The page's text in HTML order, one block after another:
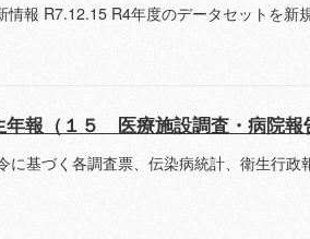
情報 R7.12.15 R4年度のデータセットを新
年報（１５ 医療施設調査・病院報
に基づく各調査票、伝染病統計、衛生行